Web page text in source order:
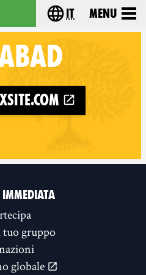
Choose your
it Menu
gruppo
globale